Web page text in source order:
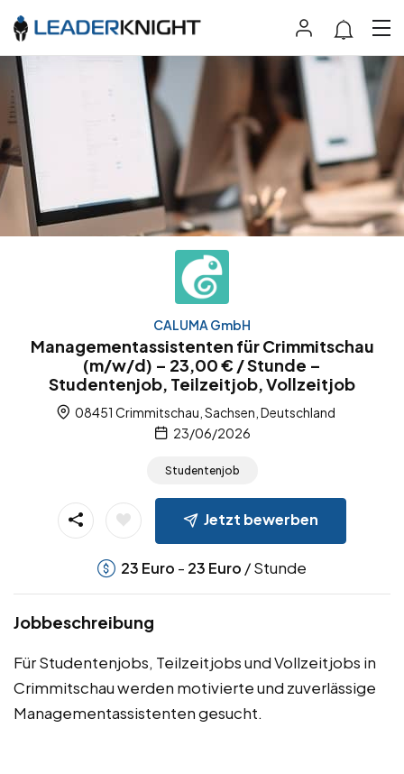
CALUMA GmbH
Managementassistenten für Crimmitschau
(m/w/d) – 23,00 € / Stunde –
Studentenjob, Teilzeitjob, Vollzeitjob
08451 Crimmitschau, Sachsen, Deutschland
23/06/2026
Studentenjob
Jetzt bewerben
23 Euro - 23 Euro / Stunde
Jobbeschreibung
Für Studentenjobs, Teilzeitjobs und Vollzeitjobs in
Crimmitschau werden motivierte und zuverlässige
Managementassistenten gesucht.